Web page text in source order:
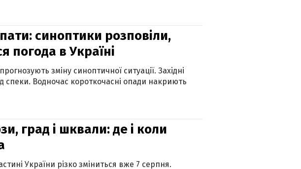
синоптики розповіли,
погода в Україні
зміну синоптичної ситуації. Західні
спеки. Водночас короткочасні опади накриють
град і шквали: де і коли
України різко зміниться вже 7 серпня.